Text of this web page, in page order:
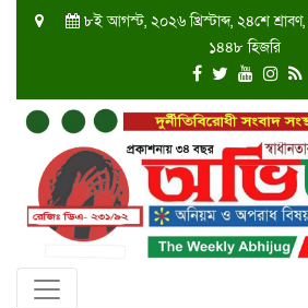
৮ই আগস্ট, ২০২৬ খ্রিস্টাব্দ, ২৪শে
১৪৪৮ হিজরি